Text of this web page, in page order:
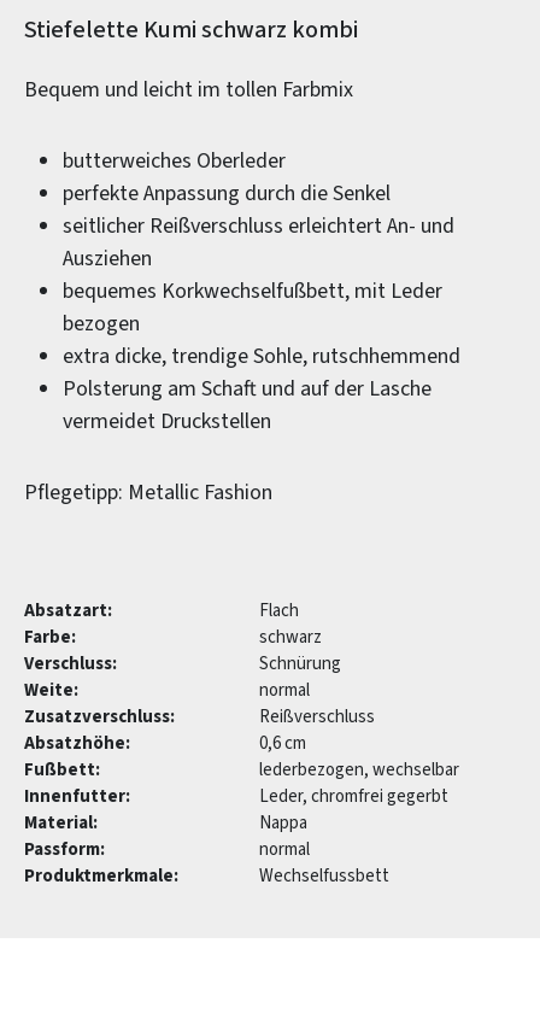
Produktinformationen
Stiefelette Kumi schwarz kombi
Bequem und leicht im tollen Farbmix
butterweiches Oberleder
perfekte Anpassung durch die Senkel
seitlicher Reißverschluss erleichtert An- und
Ausziehen
bequemes Korkwechselfußbett, mit Leder
bezogen
extra dicke, trendige Sohle, rutschhemmend
Polsterung am Schaft und auf der Lasche
vermeidet Druckstellen
Pflegetipp: Metallic Fashion
Absatzart:
Flach
Farbe:
schwarz
Verschluss:
Schnürung
Weite:
normal
Zusatzverschluss:
Reißverschluss
Absatzhöhe:
0,6 cm
Fußbett:
lederbezogen, wechselbar
Innenfutter:
Leder, chromfrei gegerbt
Material:
Nappa
Passform:
normal
Produktmerkmale:
Wechselfussbett